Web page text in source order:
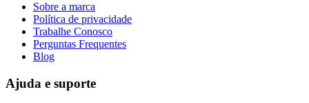
Sobre a marca
Política de privacidade
Trabalhe Conosco
Perguntas Frequentes
Blog
Ajuda e suporte